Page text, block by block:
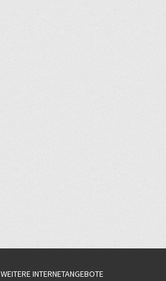
WEITERE INTERNETANGEBOTE